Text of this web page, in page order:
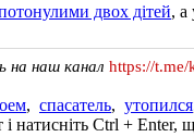
двох дітей, а
на наш канал https://t.me/
, спасатель, утопился
натисніть Ctrl + Enter,